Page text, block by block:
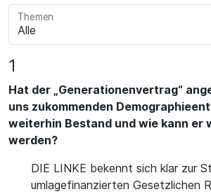
Themen
1
Hat der „Generationenvertrag“
uns zukommenden
weiterhin Bestand und wie kann er
werden?
DIE LINKE bekennt sich klar zur
umlagefinanzierten Gesetzlichen